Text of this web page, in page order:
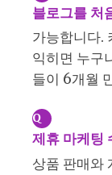
블로그를 처
가능합니다.
익히면 누구
들이 6개월
Q
제휴 마케팅
상품 판매와